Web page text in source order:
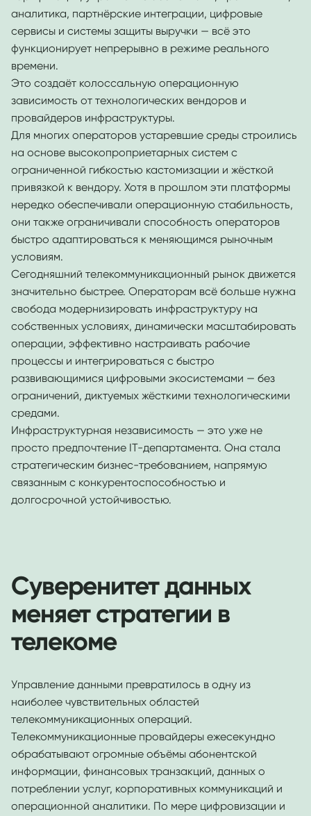
аналитика, партнёрские интеграции, цифровые
сервисы и системы защиты выручки — всё это
функционирует непрерывно в режиме реального
времени.
Это создаёт колоссальную операционную
зависимость от технологических вендоров и
провайдеров инфраструктуры.
Для многих операторов устаревшие среды строились
на основе высокопроприетарных систем с
ограниченной гибкостью кастомизации и жёсткой
привязкой к вендору. Хотя в прошлом эти платформы
нередко обеспечивали операционную стабильность,
они также ограничивали способность операторов
быстро адаптироваться к меняющимся рыночным
условиям.
Сегодняшний телекоммуникационный рынок движется
значительно быстрее. Операторам всё больше нужна
свобода модернизировать инфраструктуру на
собственных условиях, динамически масштабировать
операции, эффективно настраивать рабочие
процессы и интегрироваться с быстро
развивающимися цифровыми экосистемами — без
ограничений, диктуемых жёсткими технологическими
средами.
Инфраструктурная независимость — это уже не
просто предпочтение IT-департамента. Она стала
стратегическим бизнес-требованием, напрямую
связанным с конкурентоспособностью и
долгосрочной устойчивостью.
Суверенитет данных
меняет стратегии в
телекоме
Управление данными превратилось в одну из
наиболее чувствительных областей
телекоммуникационных операций.
Телекоммуникационные провайдеры ежесекундно
обрабатывают огромные объёмы абонентской
информации, финансовых транзакций, данных о
потреблении услуг, корпоративных коммуникаций и
операционной аналитики. По мере цифровизации и